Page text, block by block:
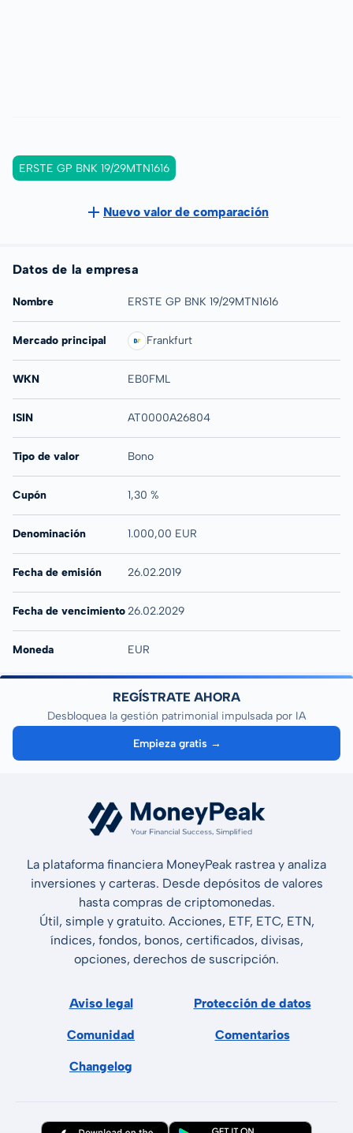
ERSTE GP BNK 19/29MTN1616
Nuevo valor de comparación
Datos de la empresa
Nombre ERSTE GP BNK 19/29MTN1616
Mercado principal Frankfurt
WKN EB0FML
ISIN AT0000A26804
Tipo de valor Bono
Cupón 1,30 %
Denominación 1.000,00 EUR
Fecha de emisión 26.02.2019
Fecha de vencimiento26.02.2029
Moneda EUR
REGÍSTRATE AHORA
Desbloquea la gestión patrimonial impulsada por IA
Empieza gratis →
La plataforma financiera MoneyPeak rastrea y analiza
inversiones y carteras. Desde depósitos de valores
hasta compras de criptomonedas.
Útil, simple y gratuito. Acciones, ETF, ETC, ETN,
índices, fondos, bonos, certificados, divisas,
opciones, derechos de suscripción.
Aviso legal Protección de datos
Comunidad Comentarios
Changelog